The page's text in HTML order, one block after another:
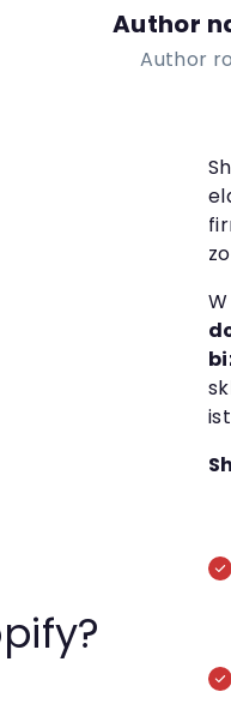
Author
Author